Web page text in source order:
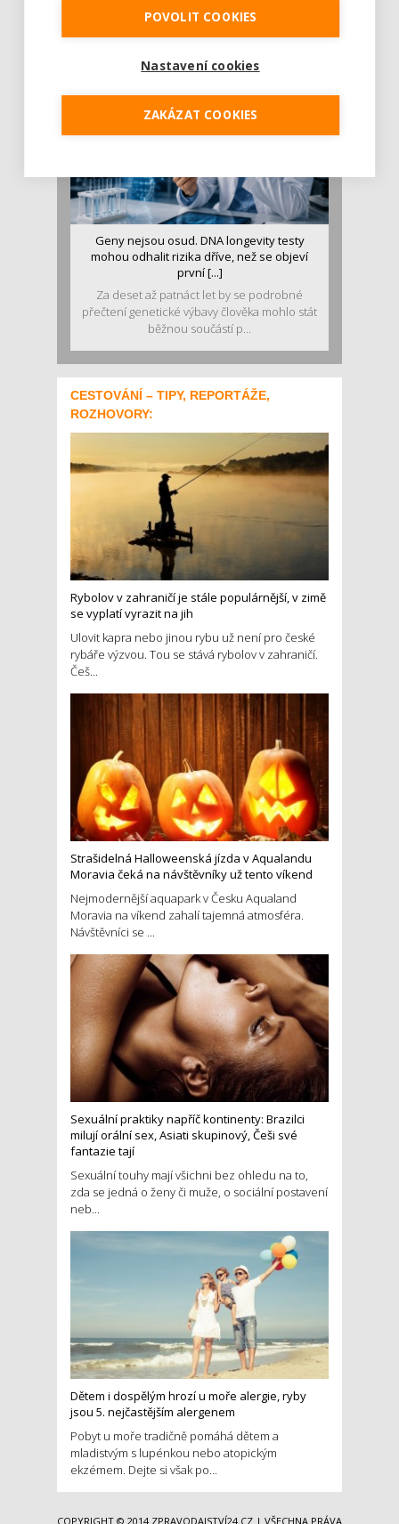
v oblasti zdraví, výživy i dlouhověkosti. Přesto
se o ně...
Geny nejsou osud. DNA longevity testy
mohou odhalit rizika dříve, než se objeví
první [...]
Za deset až patnáct let by se podrobné
přečtení genetické výbavy člověka mohlo stát
běžnou součástí p...
CESTOVÁNÍ – TIPY, REPORTÁŽE,
ROZHOVORY:
Rybolov v zahraničí je stále populárnější, v zimě
se vyplatí vyrazit na jih
Ulovit kapra nebo jinou rybu už není pro české
rybáře výzvou. Tou se stává rybolov v zahraničí.
Češ...
Strašidelná Halloweenská jízda v Aqualandu
Moravia čeká na návštěvníky už tento víkend
Nejmodernější aquapark v Česku Aqualand
Moravia na víkend zahalí tajemná atmosféra.
Návštěvníci se ...
Sexuální praktiky napříč kontinenty: Brazilci
milují orální sex, Asiati skupinový, Češi své
fantazie tají
Sexuální touhy mají všichni bez ohledu na to,
zda se jedná o ženy či muže, o sociální postavení
neb...
Dětem i dospělým hrozí u moře alergie, ryby
jsou 5. nejčastějším alergenem
Pobyt u moře tradičně pomáhá dětem a
mladistvým s lupénkou nebo atopickým
ekzémem. Dejte si však po...
COPYRIGHT © 2014 ZPRAVODAJSTVÍ24.CZ | VŠECHNA PRÁVA
POVOLIT COOKIES
Nastavení cookies
ZAKÁZAT COOKIES